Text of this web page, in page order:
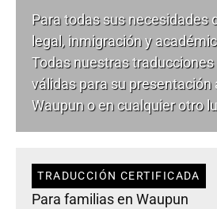
Para todas sus necesidades
legal, inmigración y
Todas nuestras
válidas para su presentación
Waupun o en cualquier otro
TRADUCCIÓN CERTIFICADA
Para familias en Waupun